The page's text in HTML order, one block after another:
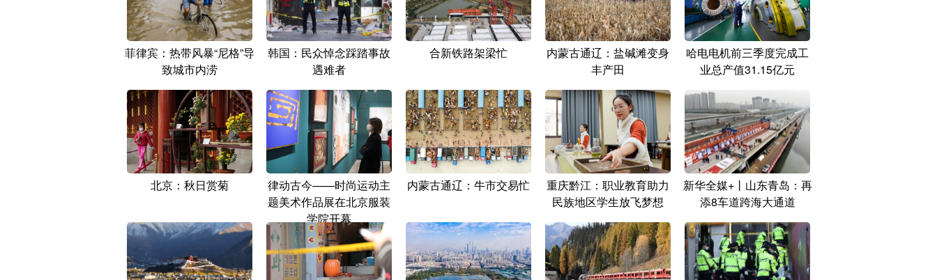
菲律宾：热带风暴“尼格”导
致城市内涝
韩国：民众悼念踩踏事故
遇难者
合新铁路架梁忙
内蒙古通辽：盐碱滩变身
丰产田
哈电电机前三季度完成工
业总产值31.15亿元
北京：秋日赏菊
律动古今——时尚运动主
题美术作品展在北京服装
学院开幕
内蒙古通辽：牛市交易忙
重庆黔江：职业教育助力
民族地区学生放飞梦想
新华全媒+丨山东青岛：再
添8车道跨海大通道